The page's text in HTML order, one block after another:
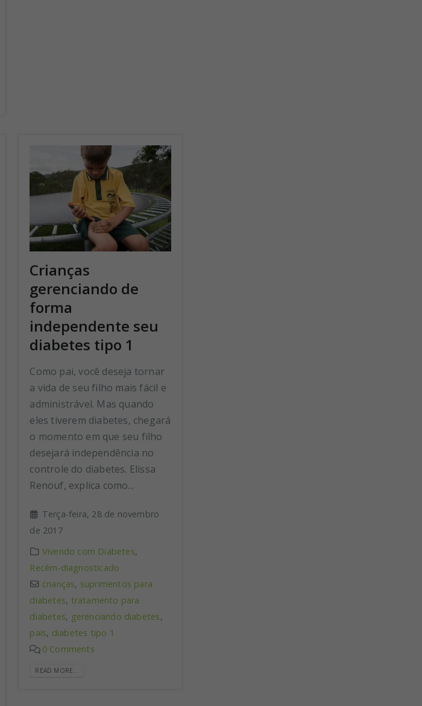
Crianças
gerenciando de
forma
independente seu
diabetes tipo 1
Como pai, você deseja tornar
a vida de seu filho mais fácil e
administrável. Mas quando
eles tiverem diabetes, chegará
o momento em que seu filho
desejará independência no
controle do diabetes. Elissa
Renouf, explica como...
Terça-feira, 28 de novembro
de 2017
Vivendo com Diabetes,
Recém-diagnosticado
crianças, suprimentos para
diabetes, tratamento para
diabetes, gerenciando diabetes,
pais, diabetes tipo 1
0 Comments
READ MORE...